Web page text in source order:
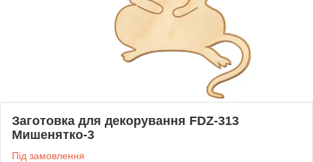
Заготовка для декорування FDZ-313
Мишенятко-3
Під замовлення